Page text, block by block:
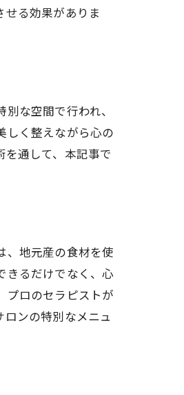
る効果がありま
な空間で行われ、
しく整えながら心の
通して、本記事で
、地元産の食材を使
きるだけでなく、心
プロのセラピストが
ンの特別なメニュ